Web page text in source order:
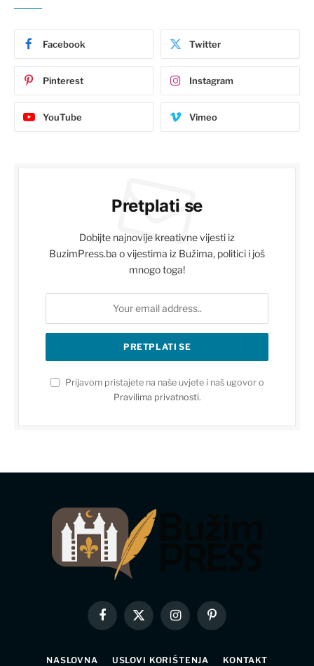
Facebook Twitter
Pinterest Instagram
YouTube Vimeo
Pretplati se
Dobijte najnovije kreativne vijesti iz
BuzimPress.ba o vijestima iz Bužima, politici i još
mnogo toga!
Prijavom pristajete na naše uvjete i naš ugovor o
Pravilima privatnosti.
Facebook
X
(Twitter)
InstagramPinterest
NASLOVNA USLOVI KORIŠTENJA KONTAKT